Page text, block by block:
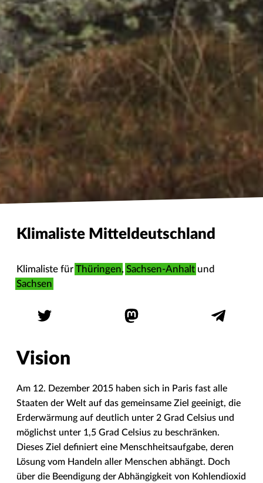
Klimaliste Mitteldeutschland
Klimaliste für Thüringen, Sachsen-Anhalt und
Sachsen
Vision
Am 12. Dezember 2015 haben sich in Paris fast alle
Staaten der Welt auf das gemeinsame Ziel geeinigt, die
Erderwärmung auf deutlich unter 2 Grad Celsius und
möglichst unter 1,5 Grad Celsius zu beschränken.
Dieses Ziel definiert eine Menschheitsaufgabe, deren
Lösung vom Handeln aller Menschen abhängt. Doch
über die Beendigung der Abhängigkeit von Kohlendioxid